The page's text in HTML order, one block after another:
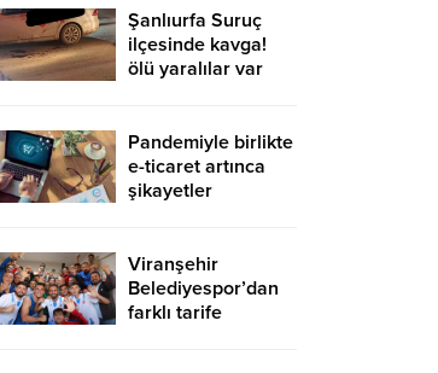
Şanlıurfa Suruç
ilçesinde kavga!
ölü yaralılar var
Pandemiyle birlikte
e-ticaret artınca
şikayetler
Viranşehir
Belediyespor’dan
farklı tarife